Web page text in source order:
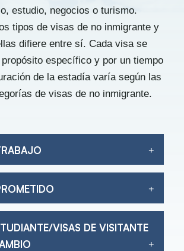
estudio, negocios o turismo.
tipos de visas de no inmigrante y
difiere entre sí. Cada visa se
específico y por un tiempo
de la estadía varía según las
de visas de no inmigrante.
VISAS DE VISITANTE